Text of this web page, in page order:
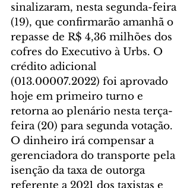
sinalizaram, nesta segunda-feira
(19), que confirmarão amanhã o
repasse de R$ 4,36 milhões dos
cofres do Executivo à Urbs. O
crédito adicional
(013.00007.2022) foi aprovado
hoje em primeiro turno e
retorna ao plenário nesta terça-
feira (20) para segunda votação.
O dinheiro irá compensar a
gerenciadora do transporte pela
isenção da taxa de outorga
referente a 2021 dos taxistas e